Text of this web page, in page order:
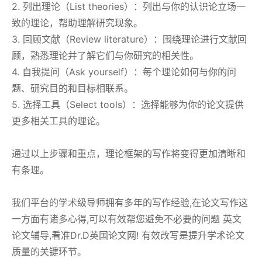
2. 列出理论（List theories）：列出与你的认识论立场一
致的理论，帮助理解研究现象。
3. 回顾文献（Review literature）：围绕理论进行文献回
顾，熟悉理论并了解它们与你研究的相关性。
4. 自我提问（Ask yourself）：每个理论如何与你的问
题、研究目的和目标相联系。
5. 选择工具（Select tools）：选择能够为你的论文提供
更多相关工具的理论。
通过以上步骤和重点，理论框架的写作将变得更加清晰和
有条理。
我们平台的学术级导师拥有多年的写作经验,在论文写作这
一方面有诸多心得,可以有效帮您避免不必要的问题 英文
论文辅导,看准Dr.D英国论文网! 有效改写是提升学术论文
质量的关键环节。